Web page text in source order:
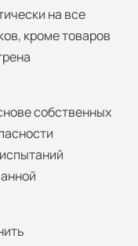
на все
кроме товаров
собственных